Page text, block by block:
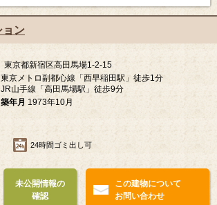
間取り 2LDK+WIC
面積
66.95m2
東京都新宿区高田馬場1-2-15
東京メトロ副都心線「西早稲田駅」徒歩1分
築年月
1973年10月
24時間ゴミ出し可